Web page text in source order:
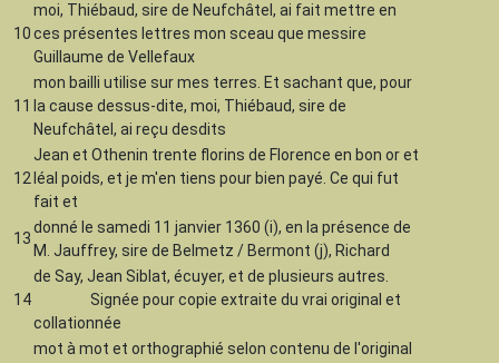
10
moi, Thiébaud, sire de Neufchâtel, ai fait mettre en
ces présentes lettres mon sceau que messire
Guillaume de Vellefaux
11
mon bailli utilise sur mes terres. Et sachant que, pour
la cause dessus-dite, moi, Thiébaud, sire de
Neufchâtel, ai reçu desdits
12
Jean et Othenin trente florins de Florence en bon or et
léal poids, et je m'en tiens pour bien payé. Ce qui fut
fait et
13
donné le samedi 11 janvier 1360 (i), en la présence de
M. Jauffrey, sire de Belmetz / Bermont (j), Richard
14
de Say, Jean Siblat, écuyer, et de plusieurs autres.
Signée pour copie extraite du vrai original et
collationnée
mot à mot et orthographié selon contenu de l'original